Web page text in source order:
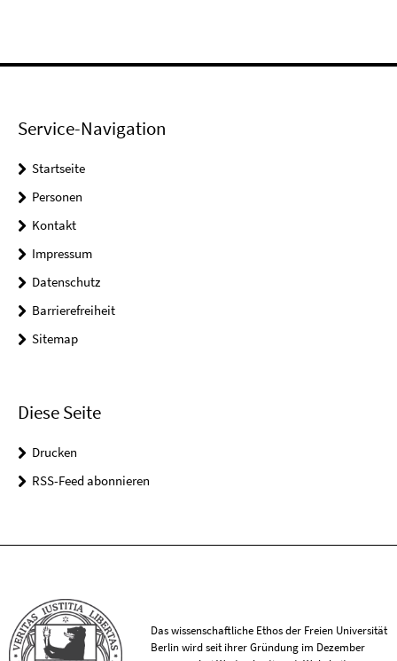
Service-Navigation
Startseite
Personen
Kontakt
Impressum
Datenschutz
Barrierefreiheit
Sitemap
Diese Seite
Drucken
RSS-Feed abonnieren
Das wissenschaftliche Ethos der Freien Universität
Berlin wird seit ihrer Gründung im Dezember